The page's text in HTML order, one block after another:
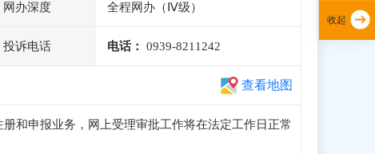
网办深度 全程网办（Ⅳ级）
投诉电话 电话： 0939-8211242
查看地图
和申报业务，网上受理审批工作将在法定工作日正常
收起